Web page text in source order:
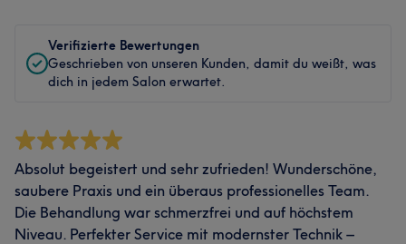
Verifizierte Bewertungen
Geschrieben von unseren Kunden, damit du weißt, was
dich in jedem Salon erwartet.
Absolut begeistert und sehr zufrieden! Wunderschöne,
saubere Praxis und ein überaus professionelles Team.
Die Behandlung war schmerzfrei und auf höchstem
Niveau. Perfekter Service mit modernster Technik –